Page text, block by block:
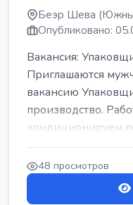
Беэр Шева
Опубликовано:
Вакансия:
Приглашаются
вакансию
производство.
кондиционируем
работать сидя.
48 просмотров